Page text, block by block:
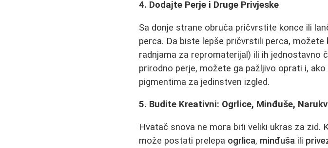
4. Dodajte Perje i Druge Privjeske
Sa donje strane obruča pričvrstite konce ili
perca. Da biste lepše pričvrstili perca,
radnjama za repromaterijal) ili ih
prirodno perje, možete ga pažljivo oprati i,
pigmentima za jedinstven izgled.
5. Budite Kreativni: Ogrlice, Minđuše,
Hvatač snova ne mora biti veliki ukras za zid.
može postati prelepa ogrlica, minđuša ili